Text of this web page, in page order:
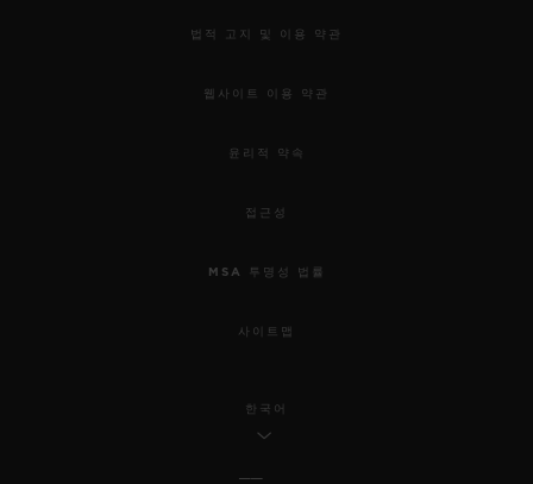
법적 고지 및 이용 약관
웹사이트 이용 약관
윤리적 약속
접근성
MSA 투명성 법률
사이트맵
한국어